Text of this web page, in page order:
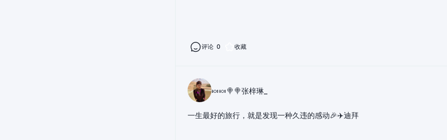
评论 0 收藏
🍬🍬🍭🍭张梓琳_
一生最好的旅行，就是发现一种久违的感动🎉✈️迪拜